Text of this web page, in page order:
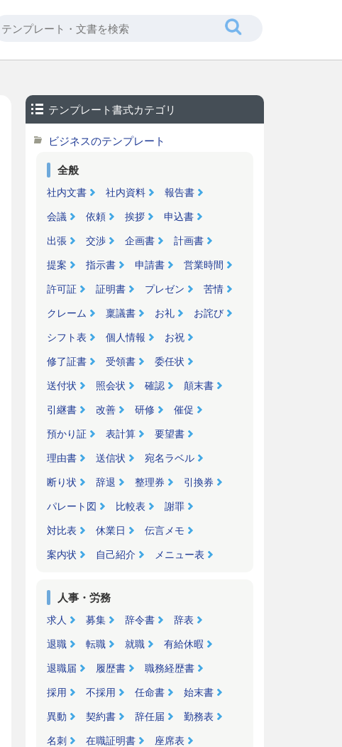
テンプレート書式カテゴリ
ビジネスのテンプレート
全般
社内文書 社内資料 報告書
会議 依頼 挨拶 申込書
出張 交渉 企画書 計画書
提案 指示書 申請書 営業時間
許可証 証明書 プレゼン 苦情
クレーム 稟議書 お礼 お詫び
シフト表 個人情報 お祝
修了証書 受領書 委任状
送付状 照会状 確認 顛末書
引継書 改善 研修 催促
預かり証 表計算 要望書
理由書 送信状 宛名ラベル
断り状 辞退 整理券 引換券
パレート図 比較表 謝罪
対比表 休業日 伝言メモ
案内状 自己紹介 メニュー表
人事・労務
求人 募集 辞令書 辞表
退職 転職 就職 有給休暇
退職届 履歴書 職務経歴書
採用 不採用 任命書 始末書
異動 契約書 辞任届 勤務表
名刺 在職証明書 座席表